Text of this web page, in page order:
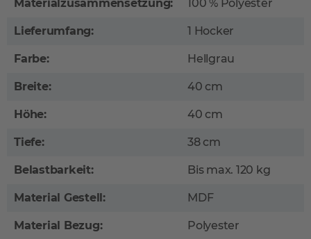
Materialzusammensetzung: 100 % Polyester
Lieferumfang: 1 Hocker
Farbe: Hellgrau
Breite: 40 cm
Höhe: 40 cm
Tiefe: 38 cm
Belastbarkeit: Bis max. 120 kg
Material Gestell: MDF
Material Bezug: Polyester